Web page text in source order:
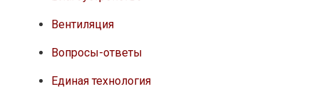
Вентиляция
Вопросы-ответы
Единая технология